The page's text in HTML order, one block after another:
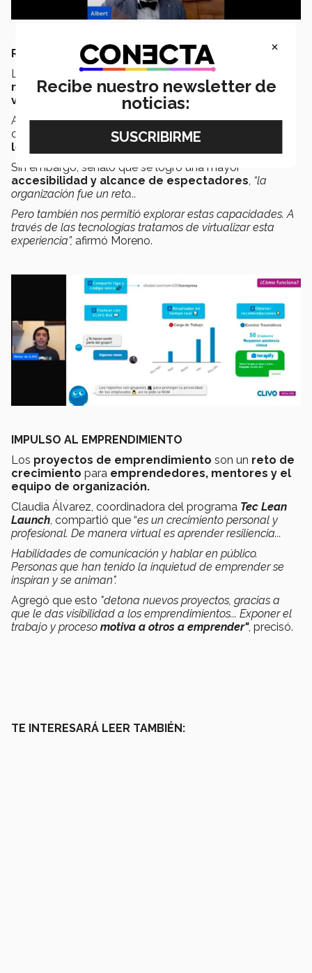
RETOS Y OPORTUNIDADES
La digitalización del evento amplió la visibilidad de
nuevos emprendimientos , ya que setransmitió en
vivo
Facebook y YouTube
Alberto Moreno, director de la incubadoraTec Lean,
comentó que la adaptación a este formato fue un
logístico
Sin embargo, señaló que se logró una mayor
accesibilidad y alcance de espectadores, “la
organización fue un reto...
Pero también nos permitió explorar estas capacidades. A
través de las tecnologías tratamos de virtualizar esta
experiencia”, afirmó Moreno.
IMPULSO AL EMPRENDIMIENTO
Los proyectos de emprendimiento son un reto de
crecimiento para emprendedores, mentores y el
equipo de organización.
Claudia Álvarez, coordinadora del programa Tec Lean
Launch, compartió que “es un crecimiento personal y
profesional. De manera virtual es aprender resiliencia...
Habilidades de comunicación y hablar en público.
Personas que han tenido la inquietud de emprender se
inspiran y se animan".
Agregó que esto "detona nuevos proyectos, gracias a
que le das visibilidad a los emprendimientos... Exponer el
trabajo y proceso motiva a otros a emprender", precisó.
TE INTERESARÁ LEER TAMBIÉN:
×
Recibe nuestro newsletter de
noticias: